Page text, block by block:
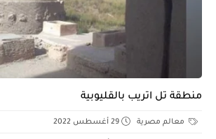
منطقة تل اتريب بالقليوبية
معالم مصرية 29 أغسطس 2022